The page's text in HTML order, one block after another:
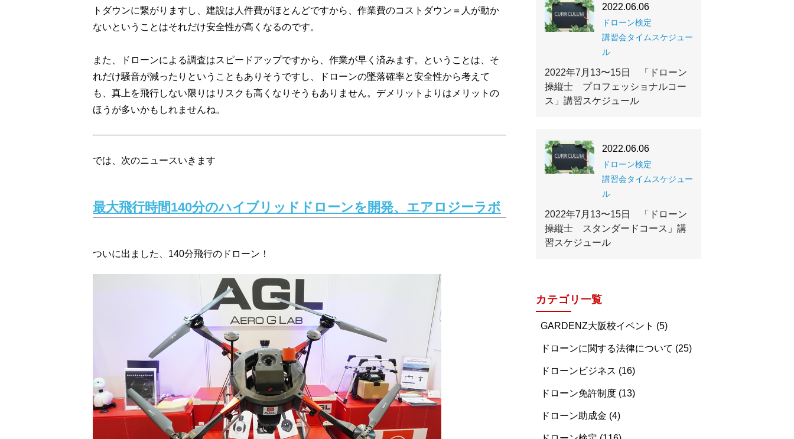
トダウンに繋がりますし、建設は人件費がほとんどですから、作業費のコストダウン＝人が動か
ないということはそれだけ安全性が高くなるのです。
また、ドローンによる調査はスピードアップですから、作業が早く済みます。ということは、そ
れだけ騒音が減ったりということもありそうですし、ドローンの墜落確率と安全性から考えて
も、真上を飛行しない限りはリスクも高くなりそうもありません。デメリットよりはメリットの
ほうが多いかもしれませんね。
では、次のニュースいきます
最大飛行時間140分のハイブリッドドローンを開発、エアロジーラボ
ついに出ました、140分飛行のドローン！
2022年7月13〜15日 「ドローン
操縦士 プロフェッショナルコー
ス」講習スケジュール
2022.06.06
ドローン検定
講習会タイムスケジュー
ル
2022年7月13〜15日 「ドローン
操縦士 スタンダードコース」講
習スケジュール
2022.06.06
ドローン検定
講習会タイムスケジュー
ル
カテゴリ一覧
GARDENZ大阪校イベント (5)
ドローンに関する法律について (25)
ドローンビジネス (16)
ドローン免許制度 (13)
ドローン助成金 (4)